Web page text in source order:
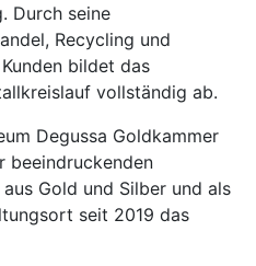
Durch seine
Recycling und
bildet das
vollständig ab.
Degussa Goldkammer
beeindruckenden
Gold und Silber und als
seit 2019 das